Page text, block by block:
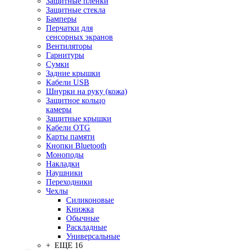
Защитные стекла
Бамперы
Перчатки для
сенсорных экранов
Вентиляторы
Гарнитуры
Сумки
Задние крышки
Кабели USB
Шнурки на руку (кожа)
Защитное кольцо
камеры
Защитные крышки
Кабели OTG
Карты памяти
Кнопки Bluetooth
Моноподы
Накладки
Наушники
Переходники
Чехлы
Силиконовые
Книжка
Обычные
Раскладные
Универсальные
+ ЕЩЕ 16